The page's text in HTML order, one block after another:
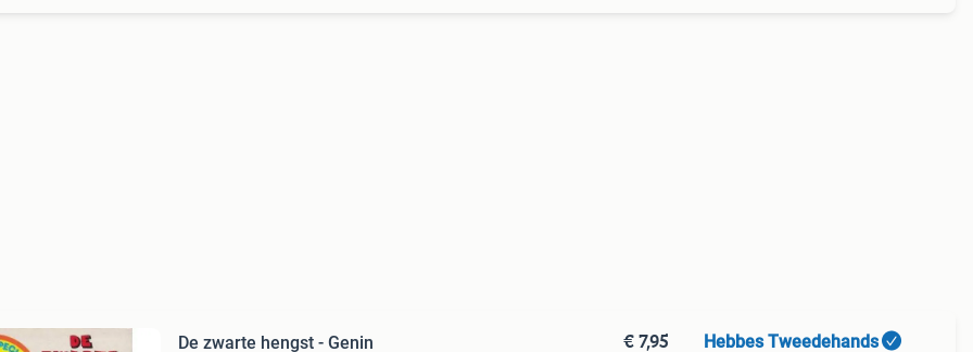
De zwarte hengst - Genin € 7,95 Hebbes Tweedehands